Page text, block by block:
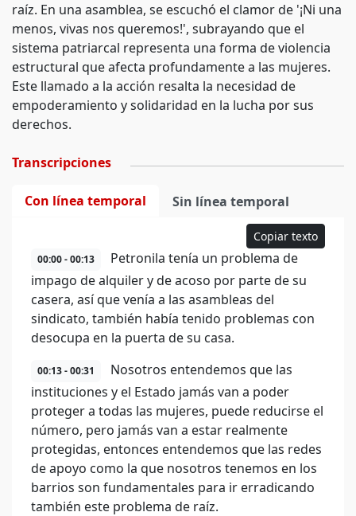
raíz. En una asamblea, se escuchó el clamor de '¡Ni una
menos, vivas nos queremos!', subrayando que el
sistema patriarcal representa una forma de violencia
estructural que afecta profundamente a las mujeres.
Este llamado a la acción resalta la necesidad de
empoderamiento y solidaridad en la lucha por sus
derechos.
Transcripciones
Con línea temporal Sin línea temporal
Copiar texto
00:00 - 00:13
Petronila tenía un problema de
impago de alquiler y de acoso por parte de su
casera, así que venía a las asambleas del
sindicato, también había tenido problemas con
desocupa en la puerta de su casa.
00:13 - 00:31
Nosotros entendemos que las
instituciones y el Estado jamás van a poder
proteger a todas las mujeres, puede reducirse el
número, pero jamás van a estar realmente
protegidas, entonces entendemos que las redes
de apoyo como la que nosotros tenemos en los
barrios son fundamentales para ir erradicando
también este problema de raíz.